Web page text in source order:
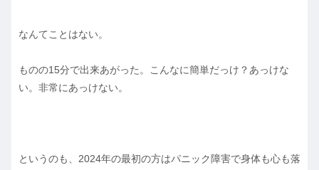
なんてことはない。
ものの15分で出来あがった。こんなに簡単だっけ？あっけな
い。非常にあっけない。
というのも、2024年の最初の方はパニック障害で身体も心も落